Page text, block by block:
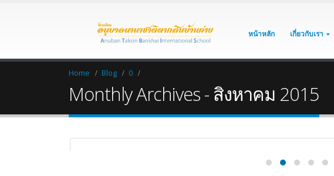
หน้าหลัก เกี่ยวกับเรา
Home Blog 0
Monthly Archives - สิงหาคม 2015